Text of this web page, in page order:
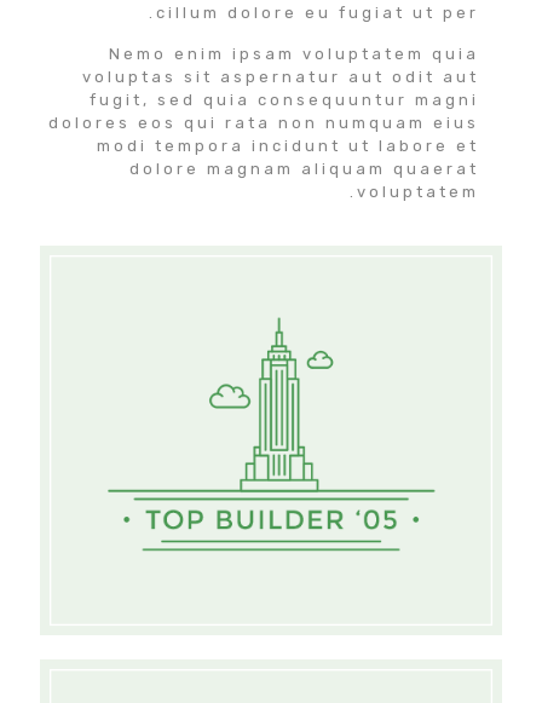
cillum dolore eu fugiat ut per.
Nemo enim ipsam voluptatem quia
voluptas sit aspernatur aut odit aut
fugit, sed quia consequuntur magni
dolores eos qui rata non numquam eius
modi tempora incidunt ut labore et
dolore magnam aliquam quaerat
voluptatem.